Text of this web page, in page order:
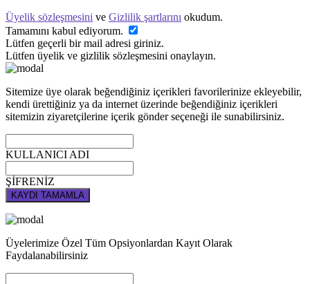
Üyelik sözleşmesini ve Gizlilik şartlarını okudum.
Tamamını kabul ediyorum.
Lütfen geçerli bir mail adresi giriniz.
Lütfen üyelik ve gizlilik sözleşmesini onaylayın.
Sitemize üye olarak beğendiğiniz içerikleri favorilerinize ekleyebilir,
kendi ürettiğiniz ya da internet üzerinde beğendiğiniz içerikleri
sitemizin ziyaretçilerine içerik gönder seçeneği ile sunabilirsiniz.
KULLANICI ADI
ŞİFRENİZ
KAYDI TAMAMLA
Üyelerimize Özel Tüm Opsiyonlardan Kayıt Olarak
Faydalanabilirsiniz